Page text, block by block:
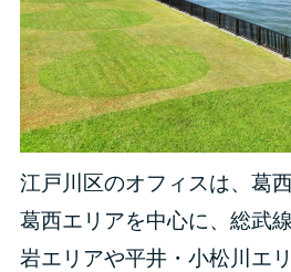
江戸川区のオフィスは、葛
葛西エリアを中心に、総武
岩エリアや平井・小松川エ